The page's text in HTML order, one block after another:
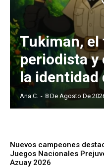
Tukiman, el
periodista y
la identidad
Ana C. - 8 De Agosto De
Nuevos campeones
Juegos Nacionales
Azuay 2026